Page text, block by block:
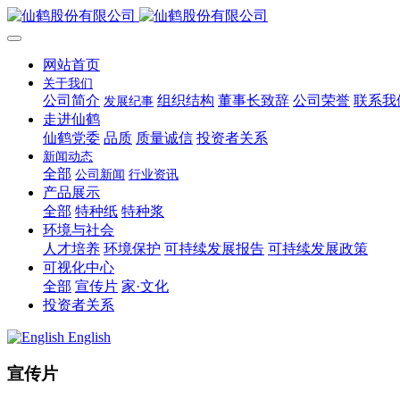
网站首页
关于我们
公司简介 发展纪事 组织结构 董事长致辞 公司荣誉 联系我
走进仙鹤
仙鹤党委 品质 质量诚信 投资者关系
新闻动态
全部 公司新闻 行业资讯
产品展示
全部 特种纸 特种浆
环境与社会
人才培养 环境保护 可持续发展报告 可持续发展政策
可视化中心
全部 宣传片 家·文化
投资者关系
English
宣传片